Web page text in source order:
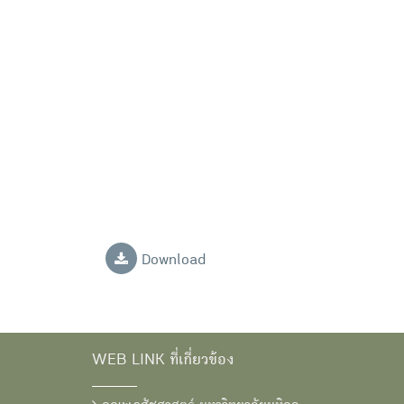
Download
WEB LINK ที่เกี่ยวข้อง